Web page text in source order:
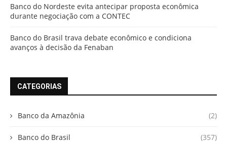
Banco do Nordeste evita antecipar proposta econômica
durante negociação com a CONTEC
Banco do Brasil trava debate econômico e condiciona
avanços à decisão da Fenaban
CATEGORIAS
Banco da Amazônia (2)
Banco do Brasil (357)